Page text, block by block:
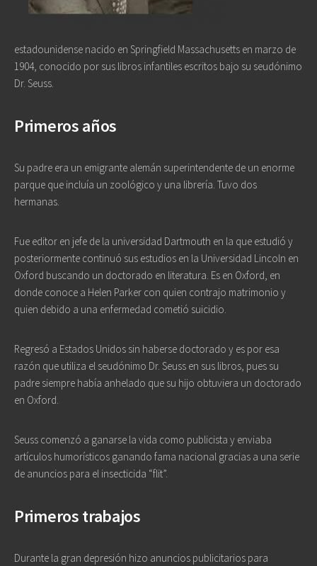
estadounidense nacido en Springfield Massachusetts en marzo de
1904, conocido por sus libros infantiles escritos bajo su seudónimo
Dr. Seuss.
Primeros años
Su padre era un emigrante alemán superintendente de un enorme
parque que incluía un zoológico y una librería. Tuvo dos
hermanas.
Fue editor en jefe de la universidad Dartmouth en la que estudió y
posteriormente continuó sus estudios en la Universidad Lincoln en
Oxford buscando un doctorado en literatura. Es en Oxford, en
donde conoce a Helen Parker con quien contrajo matrimonio y
quien debido a una enfermedad cometió suicidio.
Regresó a Estados Unidos sin haberse doctorado y es por esa
razón que utiliza el seudónimo Dr. Seuss en sus libros, pues su
padre siempre había anhelado que su hijo obtuviera un doctorado
en Oxford.
Seuss comenzó a ganarse la vida como publicista y enviaba
artículos humorísticos ganando fama nacional gracias a una serie
de anuncios para el insecticida “flit”.
Primeros trabajos
Durante la gran depresión hizo anuncios publicitarios para